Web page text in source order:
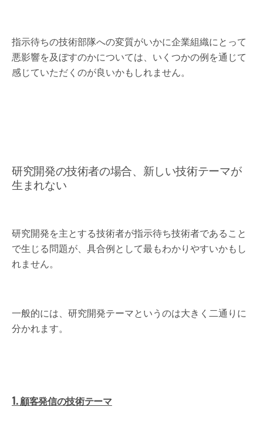
指示待ちの技術部隊への変質がいかに企業組織にとって
悪影響を及ぼすのかについては、いくつかの例を通じて
感じていただくのが良いかもしれません。
研究開発の技術者の場合、新しい技術テーマが
生まれない
研究開発を主とする技術者が指示待ち技術者であること
で生じる問題が、具合例として最もわかりやすいかもし
れません。
一般的には、研究開発テーマというのは大きく二通りに
分かれます。
1. 顧客発信の技術テーマ